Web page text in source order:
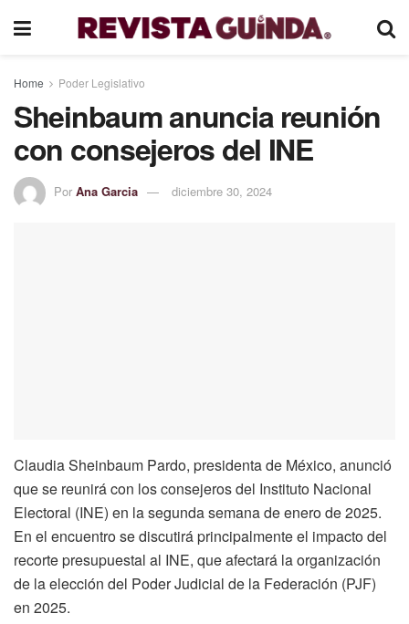
Home Poder Legislativo
Sheinbaum anuncia reunión
con consejeros del INE
Por Ana Garcia diciembre 30, 2024
Claudia Sheinbaum Pardo, presidenta de México, anunció
que se reunirá con los consejeros del Instituto Nacional
Electoral (INE) en la segunda semana de enero de 2025.
En el encuentro se discutirá principalmente el impacto del
recorte presupuestal al INE, que afectará la organización
de la elección del Poder Judicial de la Federación (PJF)
en 2025.